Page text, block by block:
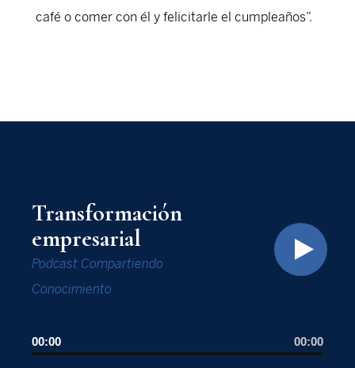
café o comer con él y felicitarle el cumpleaños”.
Transformación
empresarial
Podcast Compartiendo
Conocimiento
00:00 00:00